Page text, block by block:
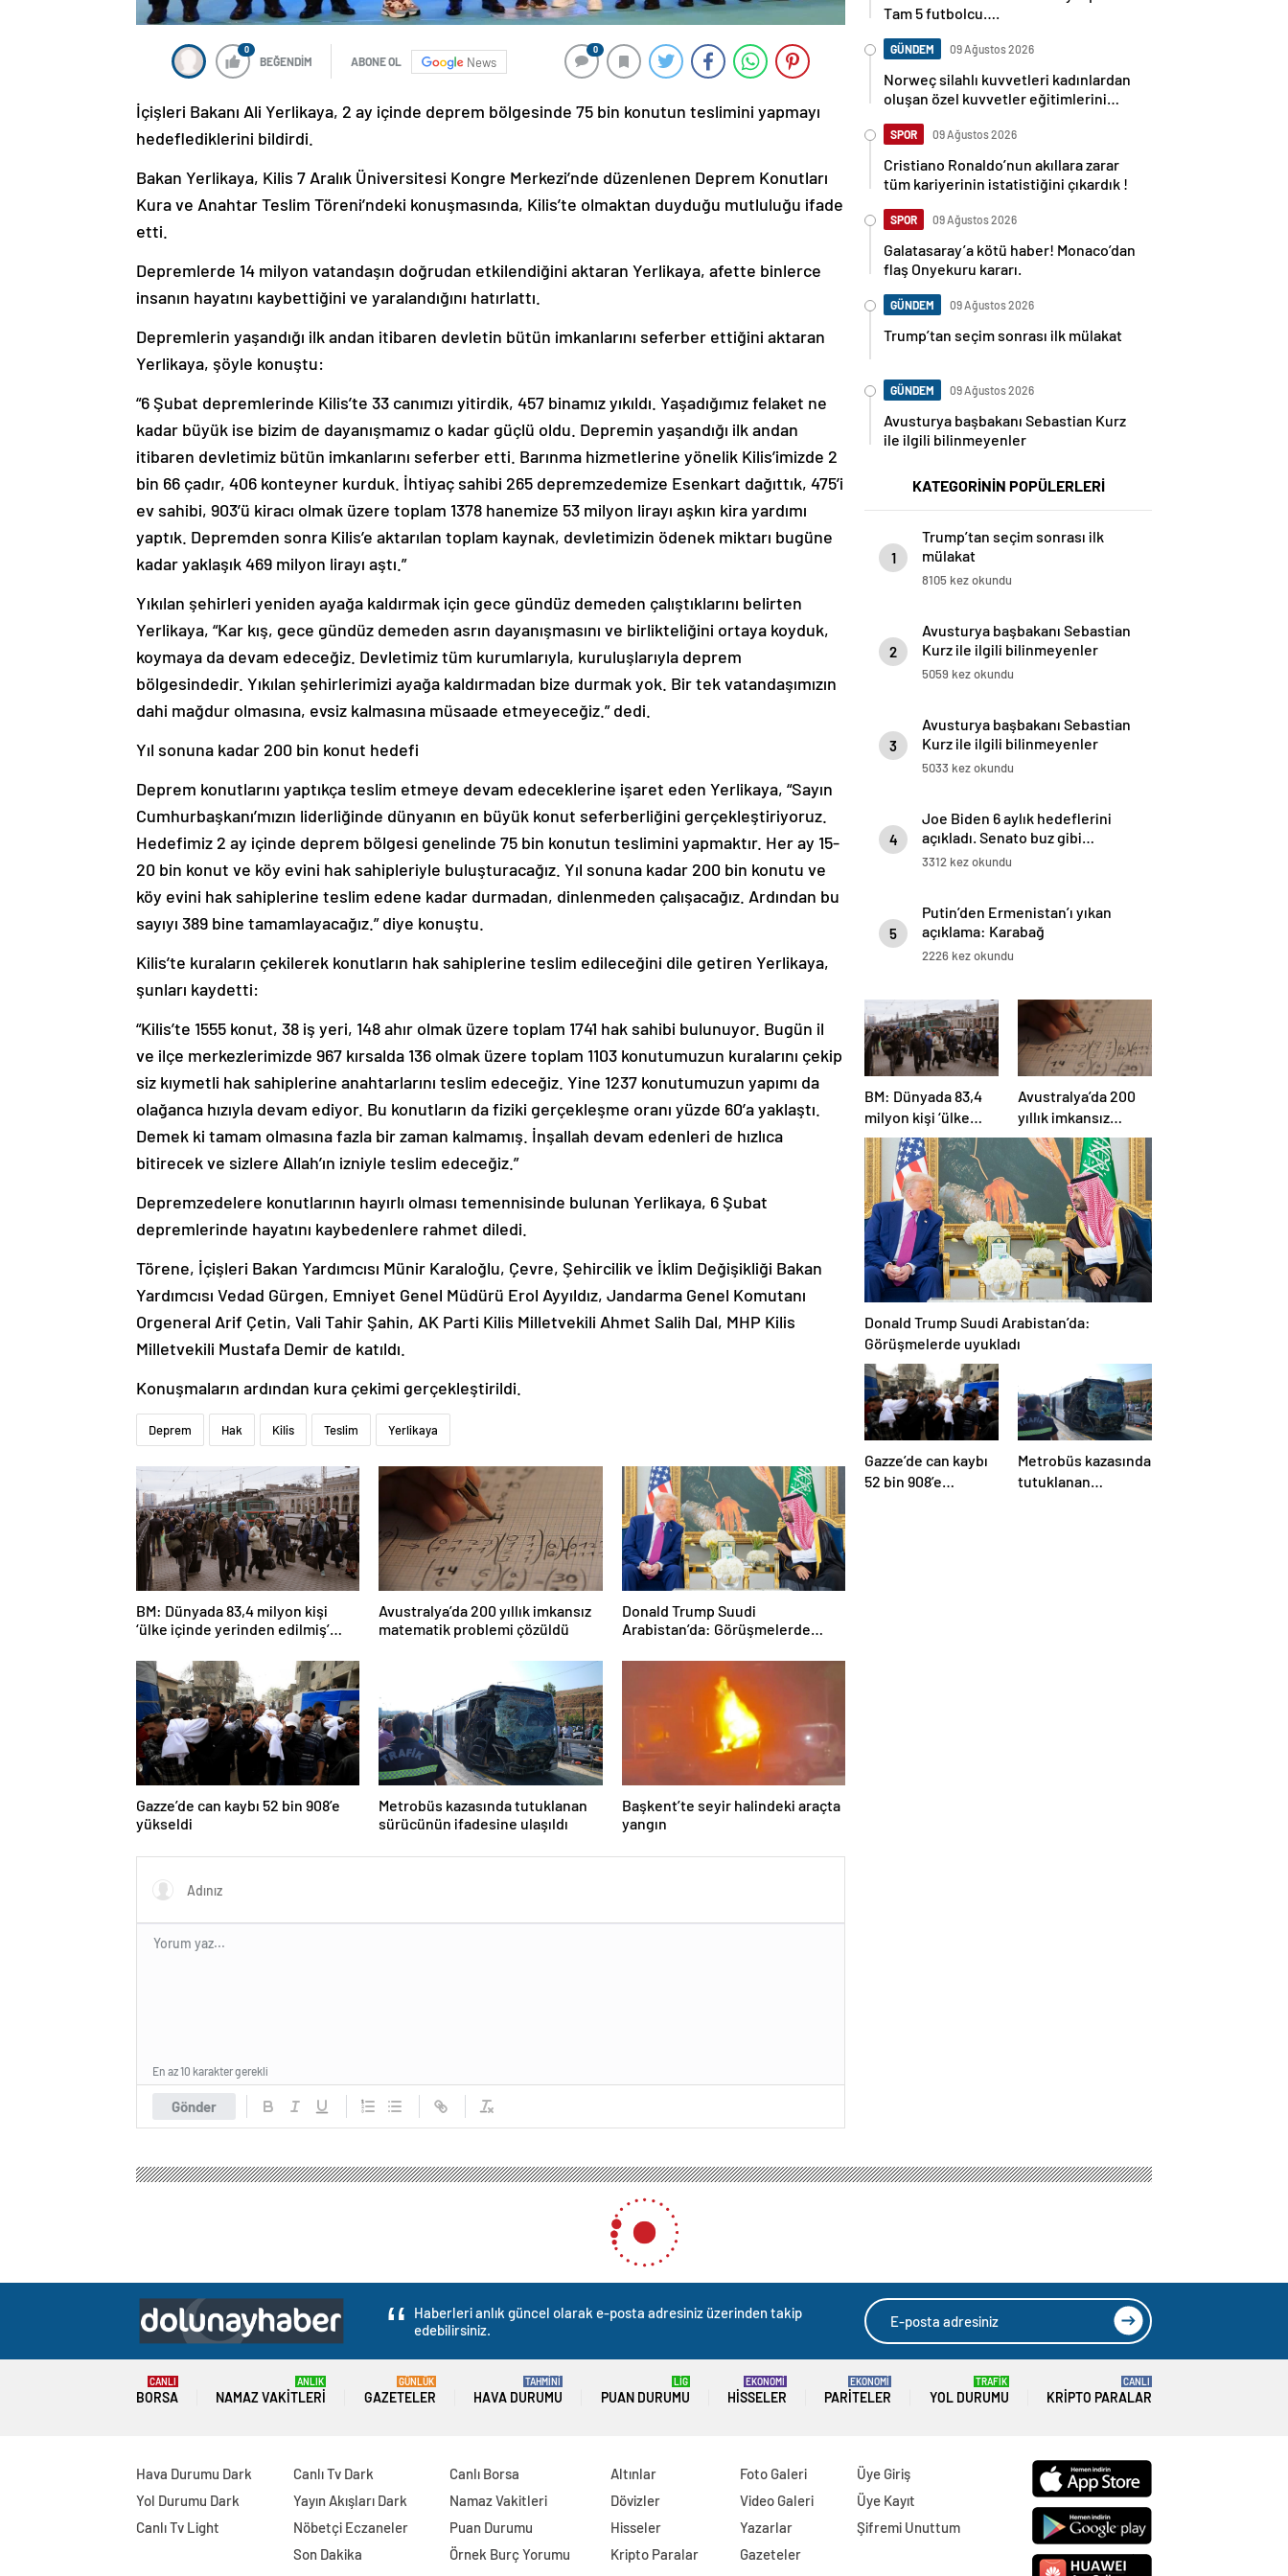
0
BEĞENDİM ABONE OL News
0
İçişleri Bakanı Ali Yerlikaya, 2 ay içinde deprem bölgesinde 75 bin konutun teslimini yapmayı
hedeflediklerini bildirdi.
Bakan Yerlikaya, Kilis 7 Aralık Üniversitesi Kongre Merkezi’nde düzenlenen Deprem Konutları
Kura ve Anahtar Teslim Töreni’ndeki konuşmasında, Kilis’te olmaktan duyduğu mutluluğu ifade
etti.
Depremlerde 14 milyon vatandaşın doğrudan etkilendiğini aktaran Yerlikaya, afette binlerce
insanın hayatını kaybettiğini ve yaralandığını hatırlattı.
Depremlerin yaşandığı ilk andan itibaren devletin bütün imkanlarını seferber ettiğini aktaran
Yerlikaya, şöyle konuştu:
“6 Şubat depremlerinde Kilis’te 33 canımızı yitirdik, 457 binamız yıkıldı. Yaşadığımız felaket ne
kadar büyük ise bizim de dayanışmamız o kadar güçlü oldu. Depremin yaşandığı ilk andan
itibaren devletimiz bütün imkanlarını seferber etti. Barınma hizmetlerine yönelik Kilis’imizde 2
bin 66 çadır, 406 konteyner kurduk. İhtiyaç sahibi 265 depremzedemize Esenkart dağıttık, 475’i
ev sahibi, 903’ü kiracı olmak üzere toplam 1378 hanemize 53 milyon lirayı aşkın kira yardımı
yaptık. Depremden sonra Kilis’e aktarılan toplam kaynak, devletimizin ödenek miktarı bugüne
kadar yaklaşık 469 milyon lirayı aştı.”
Yıkılan şehirleri yeniden ayağa kaldırmak için gece gündüz demeden çalıştıklarını belirten
Yerlikaya, “Kar kış, gece gündüz demeden asrın dayanışmasını ve birlikteliğini ortaya koyduk,
koymaya da devam edeceğiz. Devletimiz tüm kurumlarıyla, kuruluşlarıyla deprem
bölgesindedir. Yıkılan şehirlerimizi ayağa kaldırmadan bize durmak yok. Bir tek vatandaşımızın
dahi mağdur olmasına, evsiz kalmasına müsaade etmeyeceğiz.” dedi.
Yıl sonuna kadar 200 bin konut hedefi
Deprem konutlarını yaptıkça teslim etmeye devam edeceklerine işaret eden Yerlikaya, “Sayın
Cumhurbaşkanı’mızın liderliğinde dünyanın en büyük konut seferberliğini gerçekleştiriyoruz.
Hedefimiz 2 ay içinde deprem bölgesi genelinde 75 bin konutun teslimini yapmaktır. Her ay 15-
20 bin konut ve köy evini hak sahipleriyle buluşturacağız. Yıl sonuna kadar 200 bin konutu ve
köy evini hak sahiplerine teslim edene kadar durmadan, dinlenmeden çalışacağız. Ardından bu
sayıyı 389 bine tamamlayacağız.” diye konuştu.
Kilis’te kuraların çekilerek konutların hak sahiplerine teslim edileceğini dile getiren Yerlikaya,
şunları kaydetti:
“Kilis’te 1555 konut, 38 iş yeri, 148 ahır olmak üzere toplam 1741 hak sahibi bulunuyor. Bugün il
ve ilçe merkezlerimizde 967 kırsalda 136 olmak üzere toplam 1103 konutumuzun kuralarını çekip
siz kıymetli hak sahiplerine anahtarlarını teslim edeceğiz. Yine 1237 konutumuzun yapımı da
olağanca hızıyla devam ediyor. Bu konutların da fiziki gerçekleşme oranı yüzde 60’a yaklaştı.
Demek ki tamam olmasına fazla bir zaman kalmamış. İnşallah devam edenleri de hızlıca
bitirecek ve sizlere Allah’ın izniyle teslim edeceğiz.”
Depremzedelere konutlarının hayırlı olması temennisinde bulunan Yerlikaya, 6 Şubat
depremlerinde hayatını kaybedenlere rahmet diledi.
Törene, İçişleri Bakan Yardımcısı Münir Karaloğlu, Çevre, Şehircilik ve İklim Değişikliği Bakan
Yardımcısı Vedad Gürgen, Emniyet Genel Müdürü Erol Ayyıldız, Jandarma Genel Komutanı
Orgeneral Arif Çetin, Vali Tahir Şahin, AK Parti Kilis Milletvekili Ahmet Salih Dal, MHP Kilis
Milletvekili Mustafa Demir de katıldı.
Konuşmaların ardından kura çekimi gerçekleştirildi.
Deprem Hak Kilis Teslim Yerlikaya
BM: Dünyada 83,4 milyon kişi
‘ülke içinde yerinden edilmiş’
Avustralya’da 200 yıllık imkansız
matematik problemi çözüldü
Donald Trump Suudi
Arabistan’da: Görüşmelerde
Gazze’de can kaybı 52 bin 908’e
yükseldi
Metrobüs kazasında tutuklanan
sürücünün ifadesine ulaşıldı
Başkent’te seyir halindeki araçta
yangın
Gönder
En az 10 karakter gerekli
Tam 5 futbolcu….
GÜNDEM 09 Ağustos 2026
Norweç silahlı kuvvetleri kadınlardan
oluşan özel kuvvetler eğitimlerini
SPOR 09 Ağustos 2026
Cristiano Ronaldo’nun akıllara zarar
tüm kariyerinin istatistiğini çıkardık !
SPOR 09 Ağustos 2026
Galatasaray’a kötü haber! Monaco’dan
flaş Onyekuru kararı.
GÜNDEM 09 Ağustos 2026
Trump’tan seçim sonrası ilk mülakat
GÜNDEM 09 Ağustos 2026
Avusturya başbakanı Sebastian Kurz
ile ilgili bilinmeyenler
KATEGORİNİN POPÜLERLERİ
1
Trump’tan seçim sonrası ilk
mülakat
8105 kez okundu
2
Avusturya başbakanı Sebastian
Kurz ile ilgili bilinmeyenler
5059 kez okundu
3
Avusturya başbakanı Sebastian
Kurz ile ilgili bilinmeyenler
5033 kez okundu
4
Joe Biden 6 aylık hedeflerini
açıkladı. Senato buz gibi…
3312 kez okundu
5
Putin’den Ermenistan’ı yıkan
açıklama: Karabağ
Azerbaycan’ın ayrılmaz bir
2226 kez okundu
BM: Dünyada 83,4
milyon kişi ‘ülke
içinde yerinden
edilmiş’ olarak
yaşıyor
Avustralya’da 200
yıllık imkansız
matematik
problemi çözüldü
Donald Trump Suudi Arabistan’da:
Görüşmelerde uyukladı
Gazze’de can kaybı
52 bin 908’e
Metrobüs kazasında
tutuklanan
Haberleri anlık güncel olarak e-posta adresiniz üzerinden takip
edebilirsiniz.
BORSA
CANLI
NAMAZ VAKITLERI
ANLIK
GAZETELER
GÜNLÜK
HAVA DURUMU
TAHMİNİ
PUAN DURUMU
LİG
HISSELER
EKONOMİ
PARITELER
EKONOMİ
YOL DURUMU
TRAFİK
KRIPTO PARALAR
CANLI
Hava Durumu Dark
Yol Durumu Dark
Canlı Tv Light
Canlı Tv Dark
Yayın Akışları Dark
Nöbetçi Eczaneler
Son Dakika
Canlı Borsa
Namaz Vakitleri
Puan Durumu
Örnek Burç Yorumu
Altınlar
Dövizler
Hisseler
Kripto Paralar
Foto Galeri
Video Galeri
Yazarlar
Gazeteler
Üye Giriş
Üye Kayıt
Şifremi Unuttum